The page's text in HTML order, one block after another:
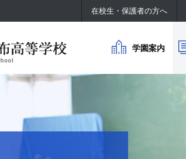
在校生・保護者の方へ
学園案内